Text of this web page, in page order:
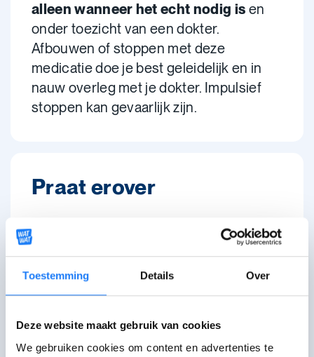
Toestemming Details Over
Deze website maakt gebruik van cookies
We gebruiken cookies om content en advertenties te
alleen wanneer het echt nodig is en
onder toezicht van een dokter.
Afbouwen of stoppen met deze
medicatie doe je best geleidelijk en in
nauw overleg met je dokter. Impulsief
stoppen kan gevaarlijk zijn.
Praat erover
open tot 18:00
Antwoord binnen 5 werkdagen